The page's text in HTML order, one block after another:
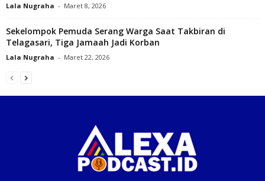
Lala Nugraha - Maret 8, 2026
Sekelompok Pemuda Serang Warga Saat Takbiran di
Telagasari, Tiga Jamaah Jadi Korban‎
Lala Nugraha - Maret 22, 2026